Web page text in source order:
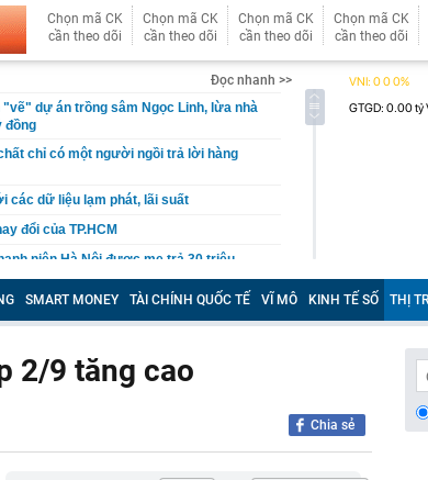
Chọn mã CK
cần theo dõi
Chọn mã CK
cần theo dõi
Chọn mã CK
cần theo dõi
Chọn mã CK
cần theo dõi
Đọc nhanh >>
"vẽ" dự án trồng sâm Ngọc Linh, lừa nhà
đồng
chỉ có một người ngồi trả lời hàng
các dữ liệu lạm phát, lãi suất
đổi của TP.HCM
niên Hà Nội được mẹ trả 30 triệu
phở
về Tóc Tiên, netizen liền soi hint Trần
được truyền thông Mỹ vinh danh
tiền
tiêu 1.500 container vận tải liên vận
SMART MONEY TÀI CHÍNH QUỐC TẾ VĨ MÔ KINH TẾ SỐ THỊ
2/9 tăng cao
Chia sẻ